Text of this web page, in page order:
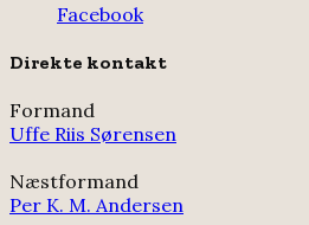
Facebook
Direkte kontakt
Formand
Uffe Riis Sørensen
Næstformand
Per K. M. Andersen